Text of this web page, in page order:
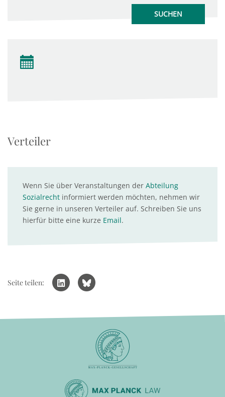
Verteiler
Wenn Sie über Veranstaltungen der Abteilung
Sozialrecht informiert werden möchten, nehmen wir
Sie gerne in unseren Verteiler auf. Schreiben Sie uns
hierfür bitte eine kurze Email.
Seite teilen: